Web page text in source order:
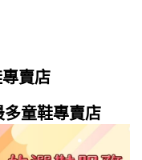
賣店
童鞋專賣店